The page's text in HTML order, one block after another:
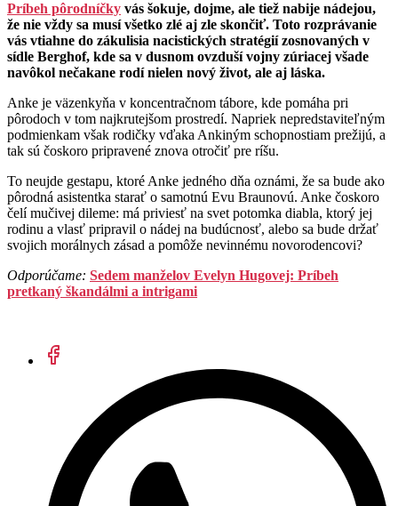
Príbeh pôrodníčky vás šokuje, dojme, ale tiež nabije nádejou,
že nie vždy sa musí všetko zlé aj zle skončiť. Toto rozprávanie
vás vtiahne do zákulisia nacistických stratégií zosnovaných v
sídle Berghof, kde sa v dusnom ovzduší vojny zúriacej všade
navôkol nečakane rodí nielen nový život, ale aj láska.
Anke je väzenkyňa v koncentračnom tábore, kde pomáha pri
pôrodoch v tom najkrutejšom prostredí. Napriek nepredstaviteľným
podmienkam však rodičky vďaka Ankiným schopnostiam prežijú, a
tak sú čoskoro pripravené znova otročiť pre ríšu.
To neujde gestapu, ktoré Anke jedného dňa oznámi, že sa bude ako
pôrodná asistentka starať o samotnú Evu Braunovú. Anke čoskoro
čelí mučivej dileme: má priviesť na svet potomka diabla, ktorý jej
rodinu a vlasť pripravil o nádej na budúcnosť, alebo sa bude držať
svojich morálnych zásad a pomôže nevinnému novorodencovi?
Odporúčame: Sedem manželov Evelyn Hugovej: Príbeh
pretkaný škandálmi a intrigami